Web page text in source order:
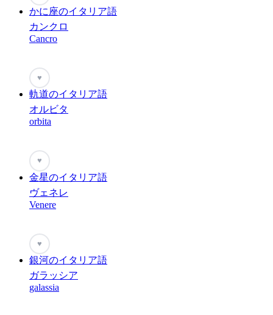
かに座のイタリア語
カンクロ
Cancro
♥
軌道のイタリア語
オルビタ
orbita
♥
金星のイタリア語
ヴェネレ
Venere
♥
銀河のイタリア語
ガラッシア
galassia